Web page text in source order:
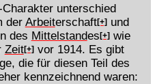
unterschied
der Arbeiterschaft[+]und
des Mittelstandes[+]wie
Zeit[+]vor 1914. Es gibt
die für diesen Teil des
kennzeichnend waren: